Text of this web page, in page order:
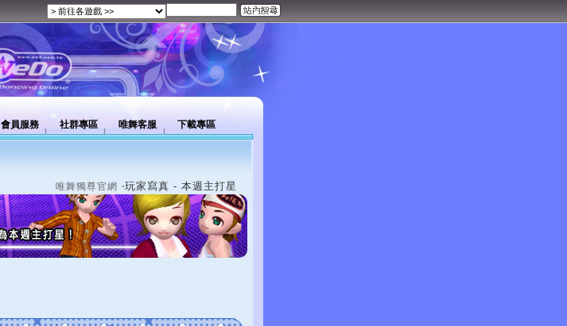
會員服務 社群專區 唯舞客服 下載專區
唯舞獨尊官網 ‧玩家寫真 - 本週主打星